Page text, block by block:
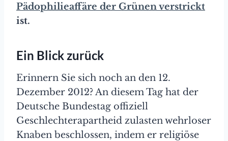
Pädophilieaffäre der Grünen verstrickt
ist.
Ein Blick zurück
Erinnern Sie sich noch an den 12.
Dezember 2012? An diesem Tag hat der
Deutsche Bundestag offiziell
Geschlechterapartheid zulasten wehrloser
Knaben beschlossen, indem er religiöse